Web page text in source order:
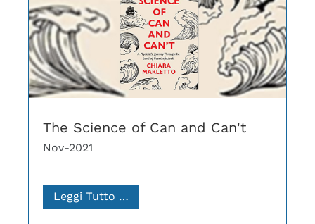
The Science of Can and Can't
Nov-2021
Leggi Tutto …